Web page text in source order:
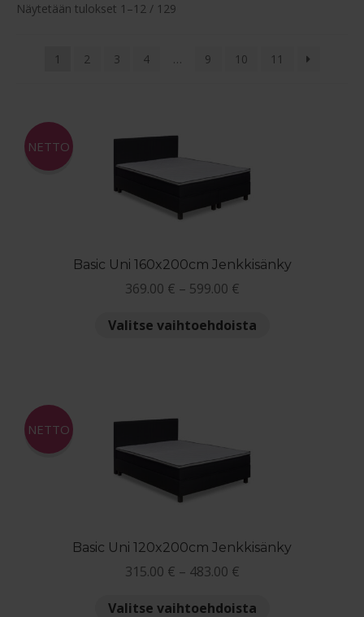
Näytetään tulokset 1–12 / 129
1 2 3 4 … 9 10 11
Basic Uni 160x200cm Jenkkisänky
NETTO
369.00 € – 599.00 €Hintaluokka:
-
Valitse vaihtoehdoista
Basic Uni 120x200cm Jenkkisänky
NETTO
315.00 € – 483.00 €Hintaluokka:
-
Valitse vaihtoehdoista